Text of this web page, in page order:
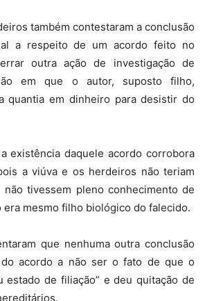
também contestaram a conclusão
a respeito de um acordo feito no
outra ação de investigação de
em que o autor, suposto filho,
quantia em dinheiro para desistir do
existência daquele acordo corrobora
a viúva e os herdeiros não teriam
tivessem pleno conhecimento de
era mesmo filho biológico do falecido.
que nenhuma outra conclusão
acordo a não ser o fato de que o
estado de filiação” e deu quitação de